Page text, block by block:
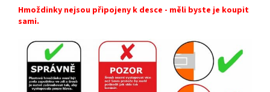
Hmoždinky nejsou připojeny k desce - měli byste je koupit
sami.